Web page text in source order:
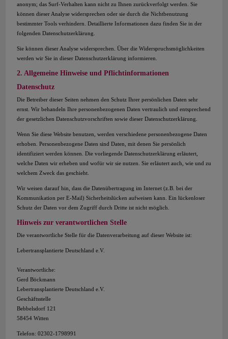
anonym; das Surf-Verhalten kann nicht zu Ihnen zurückverfolgt werden. Sie
können dieser Analyse widersprechen oder sie durch die Nichtbenutzung
bestimmter Tools verhindern. Detaillierte Informationen dazu finden Sie in der
folgenden Datenschutzerklärung.
Sie können dieser Analyse widersprechen. Über die Widerspruchsmöglichkeiten
werden wir Sie in dieser Datenschutzerklärung informieren.
2. Allgemeine Hinweise und Pflichtinformationen
Datenschutz
Die Betreiber dieser Seiten nehmen den Schutz Ihrer persönlichen Daten sehr
ernst. Wir behandeln Ihre personenbezogenen Daten vertraulich und entsprechend
der gesetzlichen Datenschutzvorschriften sowie dieser Datenschutzerklärung.
Wenn Sie diese Website benutzen, werden verschiedene personenbezogene Daten
erhoben. Personenbezogene Daten sind Daten, mit denen Sie persönlich
identifiziert werden können. Die vorliegende Datenschutzerklärung erläutert,
welche Daten wir erheben und wofür wir sie nutzen. Sie erläutert auch, wie und zu
welchem Zweck das geschieht.
Wir weisen darauf hin, dass die Datenübertragung im Internet (z.B. bei der
Kommunikation per E-Mail) Sicherheitslücken aufweisen kann. Ein lückenloser
Schutz der Daten vor dem Zugriff durch Dritte ist nicht möglich.
Hinweis zur verantwortlichen Stelle
Die verantwortliche Stelle für die Datenverarbeitung auf dieser Website ist:
Lebertransplantierte Deutschland e.V.
Verantwortliche:
Gerd Böckmann
Lebertransplantierte Deutschland e.V.
Geschäftsstelle
Bebbelsdorf 121
58454 Witten
Telefon: 02302-1798991